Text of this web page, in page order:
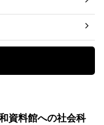
資料館への社会科